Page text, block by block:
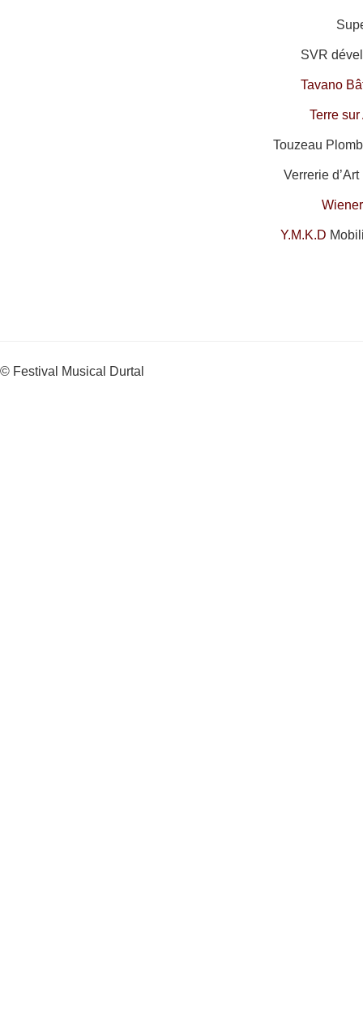
SVR
Tavano
Terre
Touzeau
Verrerie
Y.M.K.D
© Festival Musical Durtal